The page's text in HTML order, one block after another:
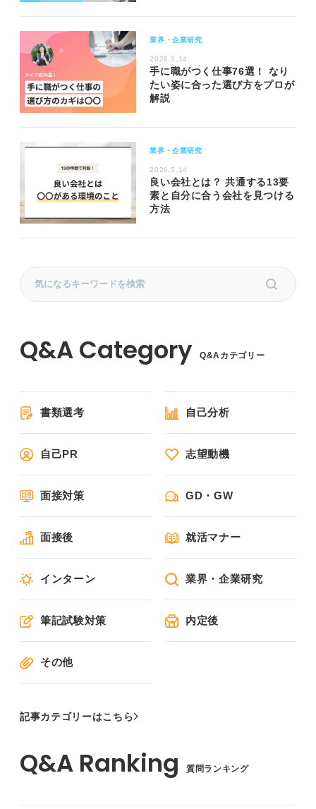
業界・企業研究
2026.5.14
手に職がつく仕事76選！ なり
たい姿に合った選び方をプロが
解説
業界・企業研究
2026.5.14
良い会社とは？ 共通する13要
素と自分に合う会社を見つける
方法
Q&Aカテゴリー
書類選考 自己分析
自己PR 志望動機
面接対策 GD・GW
面接後 就活マナー
インターン 業界・企業研究
筆記試験対策 内定後
その他
記事カテゴリーはこちら
質問ランキング